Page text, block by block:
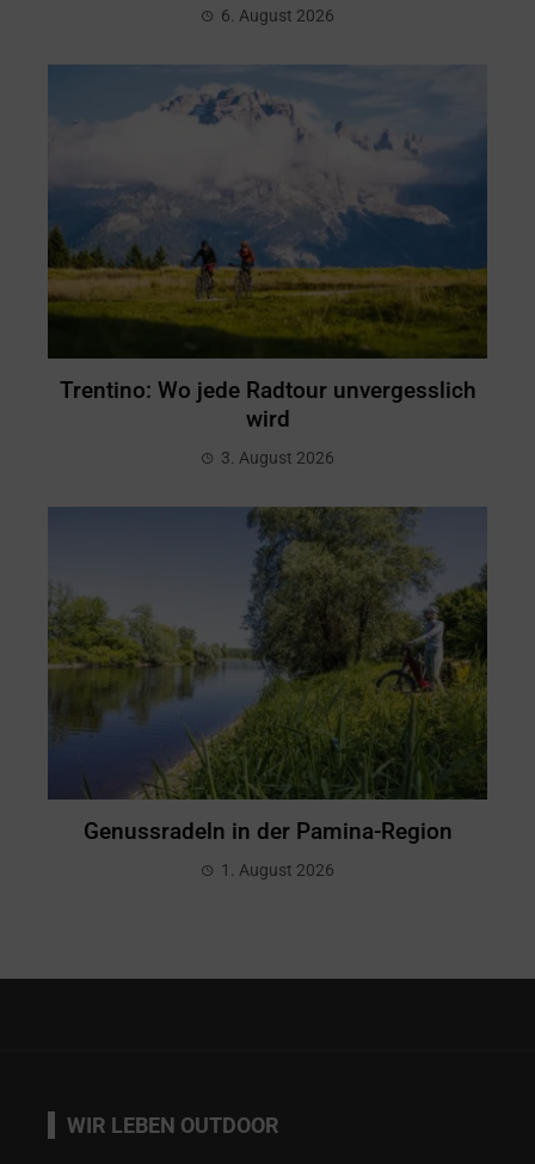
6. August 2026
Trentino: Wo jede Radtour unvergesslich
wird
3. August 2026
Genussradeln in der Pamina-Region
1. August 2026
WIR LEBEN OUTDOOR